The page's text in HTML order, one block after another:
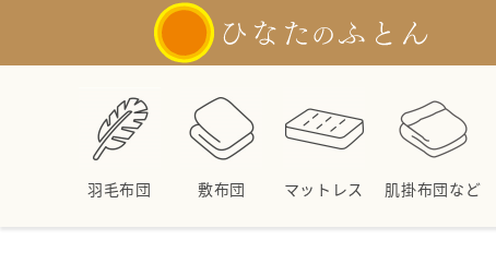
羽毛布団 敷布団 マットレス 肌掛布団など